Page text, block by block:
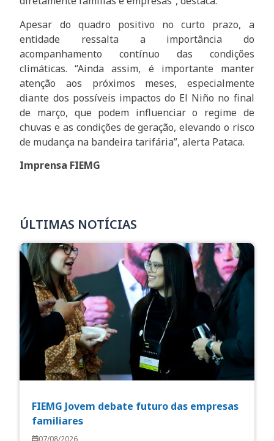
Apesar do quadro positivo no curto prazo, a
entidade ressalta a importância do
acompanhamento contínuo das condições
climáticas. “Ainda assim, é importante manter
atenção aos próximos meses, especialmente
diante dos possíveis impactos do El Niño no final
de março, que podem influenciar o regime de
chuvas e as condições de geração, elevando o risco
de mudança na bandeira tarifária”, alerta Pataca.
Imprensa FIEMG
ÚLTIMAS NOTÍCIAS
FIEMG Jovem debate futuro das empresas
familiares
07/08/2026